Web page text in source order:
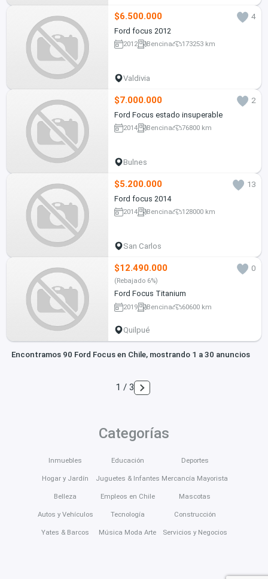
$6.500.000
4
Ford focus 2012
2012 Bencina 173253 km
Valdivia
$7.000.000
2
Ford Focus estado insuperable
2014 Bencina 76800 km
Bulnes
$5.200.000
13
Ford focus 2014
2014 Bencina 128000 km
San Carlos
$12.490.000 0
(Rebajado 6%)
Ford Focus Titanium
2019 Bencina 60600 km
Quilpué
Encontramos 90 Ford Focus en Chile, mostrando 1 a 30 anuncios
1 / 3
Categorías
Inmuebles
Hogar y Jardín
Belleza
Autos y Vehículos
Yates & Barcos
Educación
Juguetes & Infantes
Empleos en Chile
Tecnología
Música Moda Arte
Deportes
Mercancía Mayorista
Mascotas
Construcción
Servicios y Negocios